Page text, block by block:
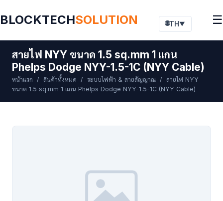
BLOCKTECHSOLUTION 🌐TH ▼ ☰
สายไฟ NYY ขนาด 1.5 sq.mm 1 แกน
Phelps Dodge NYY-1.5-1C (NYY Cable)
หน้าแรก / สินค้าทั้งหมด / ระบบไฟฟ้า & สายสัญญาณ / สายไฟ NYY
ขนาด 1.5 sq.mm 1 แกน Phelps Dodge NYY-1.5-1C (NYY Cable)